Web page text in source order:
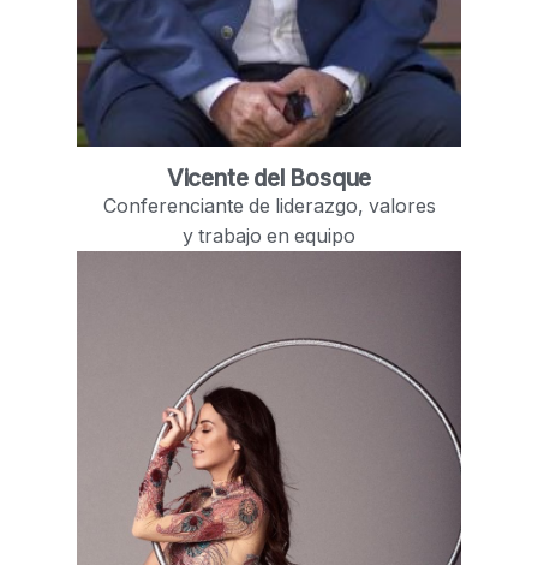
Vicente del Bosque
Conferenciante de liderazgo, valores
y trabajo en equipo